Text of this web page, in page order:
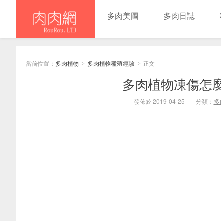
多肉美圖 多肉日誌
當前位置： 多肉植物 > 多肉植物種殖經驗 > 正文
多肉植物凍傷怎
發佈於 2019-04-25 分類：